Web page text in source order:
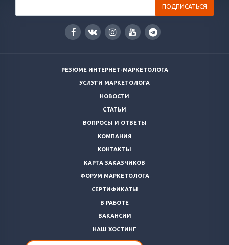
РЕЗЮМЕ ИНТЕРНЕТ-МАРКЕТОЛОГА
УСЛУГИ МАРКЕТОЛОГА
НОВОСТИ
СТАТЬИ
ВОПРОСЫ И ОТВЕТЫ
КОМПАНИЯ
КОНТАКТЫ
КАРТА ЗАКАЗЧИКОВ
ФОРУМ МАРКЕТОЛОГА
СЕРТИФИКАТЫ
В РАБОТЕ
ВАКАНСИИ
НАШ ХОСТИНГ